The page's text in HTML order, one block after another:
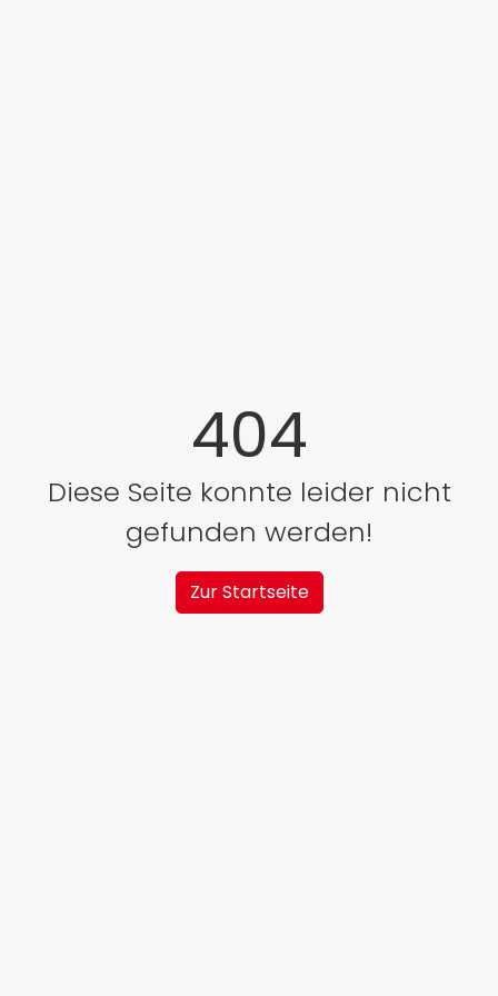
404
Diese Seite konnte leider nicht
gefunden werden!
Zur Startseite